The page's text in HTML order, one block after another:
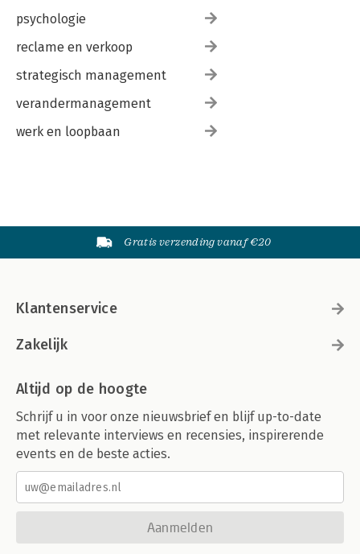
psychologie
reclame en verkoop
strategisch management
verandermanagement
werk en loopbaan
Gratis verzending vanaf €20
Klantenservice
Zakelijk
Altijd op de hoogte
Schrijf u in voor onze nieuwsbrief en blijf up-to-date
met relevante interviews en recensies, inspirerende
events en de beste acties.
Aanmelden